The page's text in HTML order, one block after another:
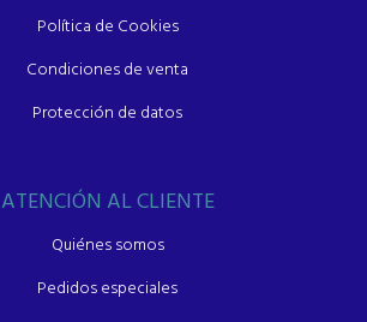
Política de Cookies
Condiciones de venta
Protección de datos
ATENCIÓN AL CLIENTE
Quiénes somos
Pedidos especiales